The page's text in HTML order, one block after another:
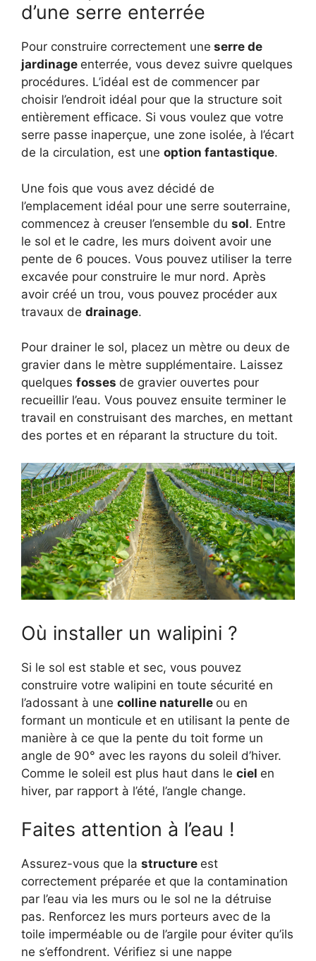
d’une serre enterrée
Pour construire correctement une serre de
jardinage enterrée, vous devez suivre quelques
procédures. L’idéal est de commencer par
choisir l’endroit idéal pour que la structure soit
entièrement efficace. Si vous voulez que votre
serre passe inaperçue, une zone isolée, à l’écart
de la circulation, est une option fantastique.
Une fois que vous avez décidé de
l’emplacement idéal pour une serre souterraine,
commencez à creuser l’ensemble du sol. Entre
le sol et le cadre, les murs doivent avoir une
pente de 6 pouces. Vous pouvez utiliser la terre
excavée pour construire le mur nord. Après
avoir créé un trou, vous pouvez procéder aux
travaux de drainage.
Pour drainer le sol, placez un mètre ou deux de
gravier dans le mètre supplémentaire. Laissez
quelques fosses de gravier ouvertes pour
recueillir l’eau. Vous pouvez ensuite terminer le
travail en construisant des marches, en mettant
des portes et en réparant la structure du toit.
Où installer un walipini ?
Si le sol est stable et sec, vous pouvez
construire votre walipini en toute sécurité en
l’adossant à une colline naturelle ou en
formant un monticule et en utilisant la pente de
manière à ce que la pente du toit forme un
angle de 90° avec les rayons du soleil d’hiver.
Comme le soleil est plus haut dans le ciel en
hiver, par rapport à l’été, l’angle change.
Faites attention à l’eau !
Assurez-vous que la structure est
correctement préparée et que la contamination
par l’eau via les murs ou le sol ne la détruise
pas. Renforcez les murs porteurs avec de la
toile imperméable ou de l’argile pour éviter qu’ils
ne s’effondrent. Vérifiez si une nappe